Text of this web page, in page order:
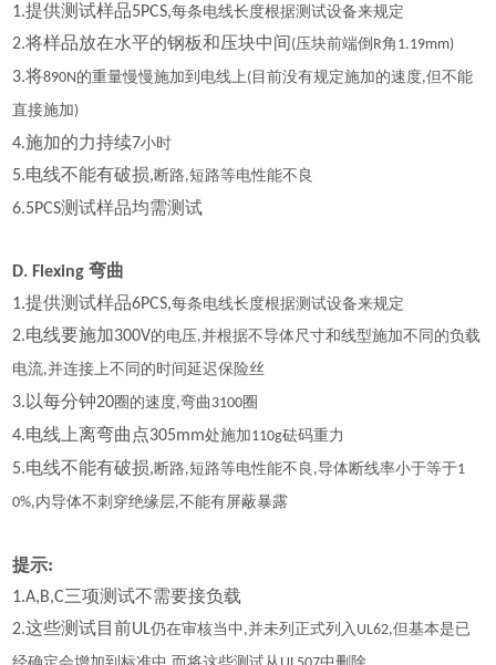
1.提供测试样品5PCS,每条电线长度根据测试设备来规定
2.将样品放在水平的钢板和压块中间 (压块前端倒 R角 1.19mm)
3.将890N的重量慢慢施加到电线上( 目前没有规定施加的速度,但不能
直接施加)
4.施加的力持续7小时
5.电线不能有破损,断路,短路等电性能不良
6.5PCS测试样品均需测试
D. Flexing弯曲
1.提供测试样品6PCS,每条电线长度根据测试设备来规定
2.电线要施加300V的电压,并根据不导体尺寸和线型施加不同的负载
电流,并连接上不同的时间延迟保险丝
3. 以每分钟20圈的速度,弯曲 3100圈
4.电线上离弯曲点305mm处施加110g砝码重力
5.电线不能有破损,断路,短路等电性能不良 ,导体断线率小于等于1
0%,内导体不刺穿绝缘层,不能有屏蔽暴露
提示:
1.A,B,C三项测试不需要接负载
2.这些测试目前UL仍在审核当中 ,并未列正式列入 UL62,但基本是已